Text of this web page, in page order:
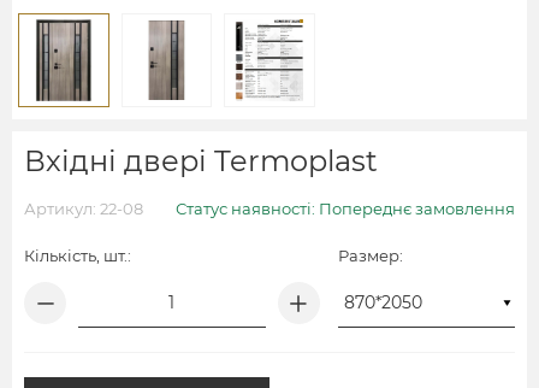
Вхідні двері Termoplast
Артикул: 22-08 Статус наявності: Попереднє замовлення
Кількість, шт.: Размер: